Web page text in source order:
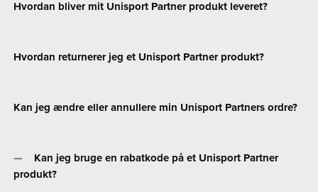
Hvordan bliver mit Unisport Partner produkt leveret?
Hvordan returnerer jeg et Unisport Partner produkt?
Kan jeg ændre eller annullere min Unisport Partners ordre?
Kan jeg bruge en rabatkode på et Unisport Partner
produkt?